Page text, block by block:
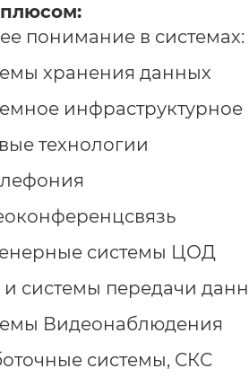
понимание в
хранения данных
технологии
системы ЦОД
и системы передачи
Видеонаблюдения
системы, СКС